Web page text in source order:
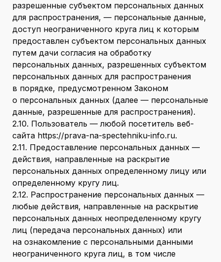
разрешенные субъектом персональных данных
для распространения, — персональные данные,
доступ неограниченного круга лиц к которым
предоставлен субъектом персональных данных
путем дачи согласия на обработку
персональных данных, разрешенных субъектом
персональных данных для распространения
в порядке, предусмотренном Законом
о персональных данных (далее — персональные
данные, разрешенные для распространения).
2.10. Пользователь — любой посетитель веб-
сайта https://prava-na-spectehniku-info.ru.
2.11. Предоставление персональных данных —
действия, направленные на раскрытие
персональных данных определенному лицу или
определенному кругу лиц.
2.12. Распространение персональных данных —
любые действия, направленные на раскрытие
персональных данных неопределенному кругу
лиц (передача персональных данных) или
на ознакомление с персональными данными
неограниченного круга лиц, в том числе